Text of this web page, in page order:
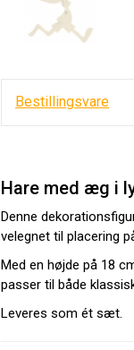
Bestillingsvare
Hare med æg i
Denne
velegnet til placering
Med en højde på 18
passer til både
Leveres som ét sæt.